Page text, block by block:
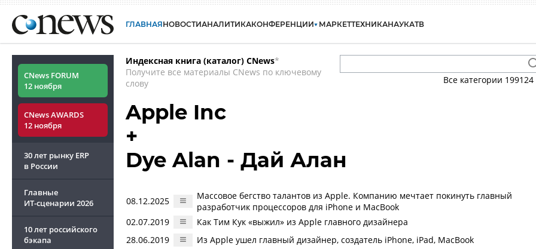
ГЛАВНАЯНОВОСТИАНАЛИТИКАКОНФЕРЕНЦИИ МАРКЕТТЕХНИКАНАУКАТВ
CNews FORUM
12 ноября
CNews AWARDS
12 ноября
30 лет рынку ERP
в России
Главные
ИТ-сценарии 2026
10 лет российского
бэкапа
Индексная книга (каталог) CNews*
Получите все материалы CNews по ключевому
слову
Все категории 199124
Apple Inc
+
Dye Alan - Дай Алан
08.12.2025
Массовое бегство талантов из Apple. Компанию мечтает покинуть главный
разработчик процессоров для iPhone и MacBook
02.07.2019
Как Тим Кук «выжил» из Apple главного дизайнера
28.06.2019
Из Apple ушел главный дизайнер, создатель iPhone, iPad, MacBook